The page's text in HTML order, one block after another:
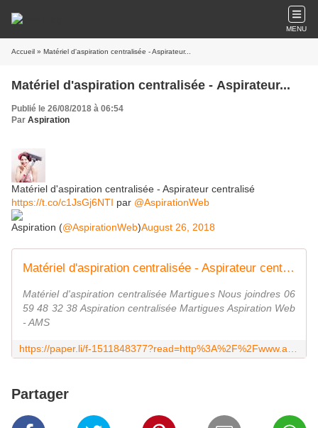
MENU
Accueil » Matériel d'aspiration centralisée - Aspirateur...
Matériel d'aspiration centralisée - Aspirateur...
Publié le 26/08/2018 à 06:54
Par Aspiration
Matériel d'aspiration centralisée - Aspirateur centralisé
https://t.co/c1JsGj6NTI par @AspirationWeb
Aspiration (@AspirationWeb)August 26, 2018
Matériel d'aspiration centralisée - Aspirateur centralisé
Matériel d'aspiration centralisée Martigues Nous joindres 06
59 48 32 38 Aspiration centralisée Martigues Aspiration Web
- AMS
Partager